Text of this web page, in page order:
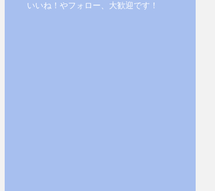
いいね！やフォロー、大歓迎です！